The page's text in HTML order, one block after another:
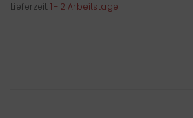
Lieferzeit:1 - 2 Arbeitstage